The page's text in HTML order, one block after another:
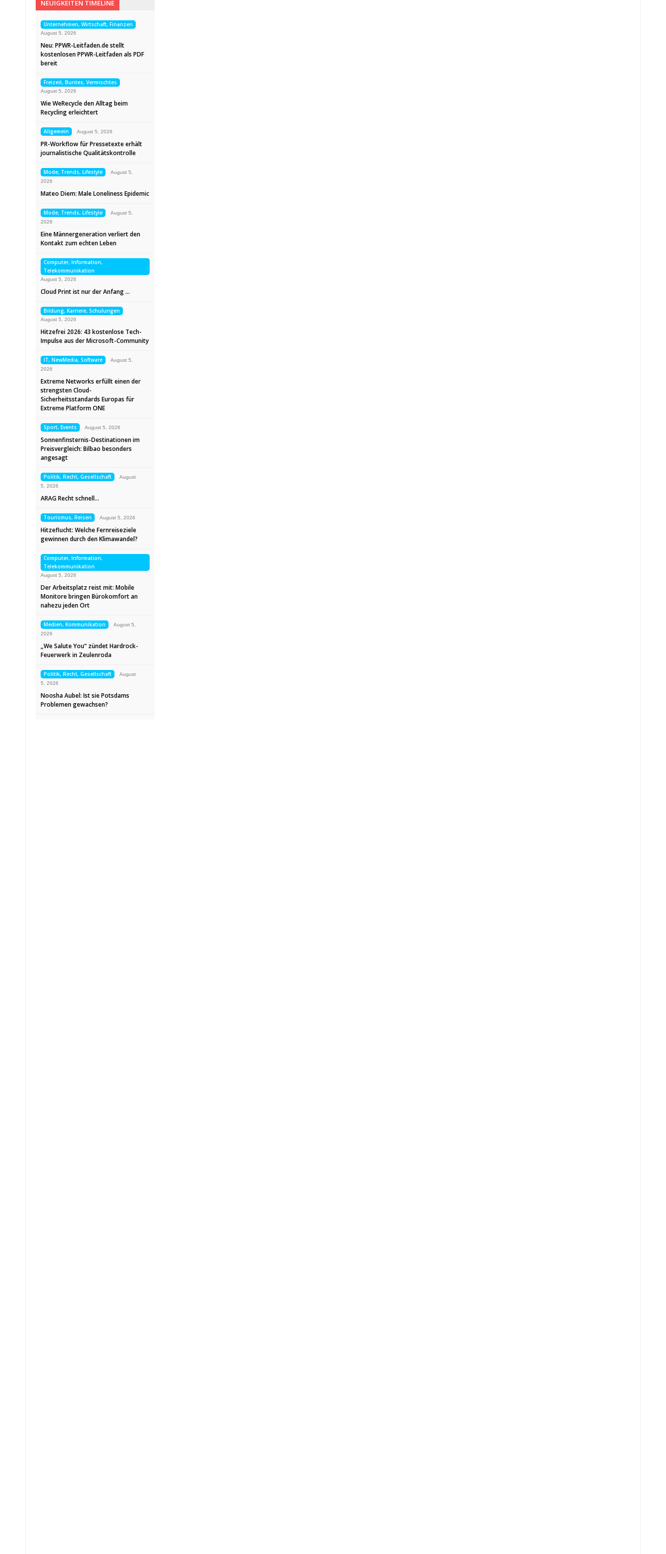
NEUIGKEITEN TIMELINE
Unternehmen, Wirtschaft, Finanzen
August 5, 2026
Neu: PPWR-Leitfaden.de stellt
kostenlosen PPWR-Leitfaden als PDF
bereit
Freizeit, Buntes, Vermischtes
August 5, 2026
Wie WeRecycle den Alltag beim
Recycling erleichtert
Allgemein August 5, 2026
PR-Workflow für Pressetexte erhält
journalistische Qualitätskontrolle
Mode, Trends, Lifestyle
August 5,
2026
Mateo Diem: Male Loneliness Epidemic
Mode, Trends, Lifestyle
August 5,
2026
Eine Männergeneration verliert den
Kontakt zum echten Leben
Computer, Information,
Telekommunikation
August 5, 2026
Cloud Print ist nur der Anfang …
Bildung, Karriere, Schulungen
August 5, 2026
Hitzefrei 2026: 43 kostenlose Tech-
Impulse aus der Microsoft-Community
IT, NewMedia, Software
August 5,
2026
Extreme Networks erfüllt einen der
strengsten Cloud-
Sicherheitsstandards Europas für
Extreme Platform ONE
Sport, Events August 5, 2026
Sonnenfinsternis-Destinationen im
Preisvergleich: Bilbao besonders
angesagt
Politik, Recht, Gesellschaft
August
5, 2026
ARAG Recht schnell…
Tourismus, Reisen August 5, 2026
Hitzeflucht: Welche Fernreiseziele
gewinnen durch den Klimawandel?
Computer, Information,
Telekommunikation
August 5, 2026
Der Arbeitsplatz reist mit: Mobile
Monitore bringen Bürokomfort an
nahezu jeden Ort
Medien, Kommunikation
August 5,
2026
„We Salute You“ zündet Hardrock-
Feuerwerk in Zeulenroda
Politik, Recht, Gesellschaft
August
5, 2026
Noosha Aubel: Ist sie Potsdams
Problemen gewachsen?